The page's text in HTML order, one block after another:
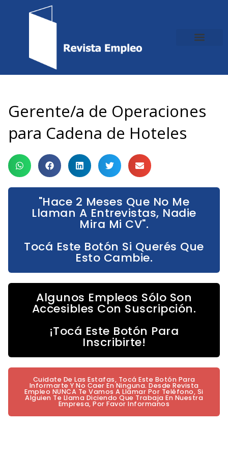
Gerente/a de Operaciones
para Cadena de Hoteles
"Hace 2 Meses Que No Me
Llaman A Entrevistas, Nadie
Mira Mi CV".
Tocá Este Botón Si Querés Que
Esto Cambie.
Algunos Empleos Sólo Son
Accesibles Con Suscripción.
¡Tocá Este Botón Para
Inscribirte!
Cuidate De Las Estafas, Tocá Este Botón Para
Informarte Y No Caer En Ninguna. Desde Revista
Empleo NUNCA Te Vamos A Llamar Por Teléfono, Si
Alguien Te Llama Diciendo Que Trabaja En Nuestra
Empresa, Por Favor Informanos